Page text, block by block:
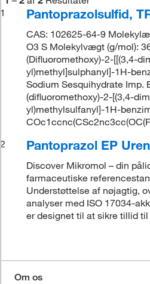
1
Pantoprazolsulfid,
CAS: 102625-64-9
O3 S Molekylvægt (g/mol):
(Difluoromethoxy)-2-[[(3,4-
yl)methyl]sulphanyl]-1H-
Sodium Sesquihydrate Imp.
(difluoromethoxy)-2-[(3,4-
yl)methylsulfanyl]-1H-
2
Pantoprazol EP
Discover Mikromol – din
farmaceutiske
Understøttelse af nøjagtig,
analyser med ISO 17034-
er designet til at sikre tillid
Om os